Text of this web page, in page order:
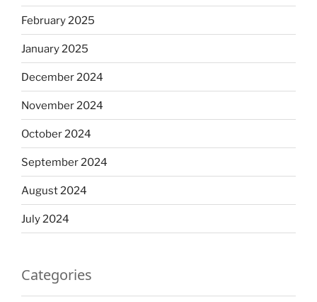
February 2025
January 2025
December 2024
November 2024
October 2024
September 2024
August 2024
July 2024
Categories